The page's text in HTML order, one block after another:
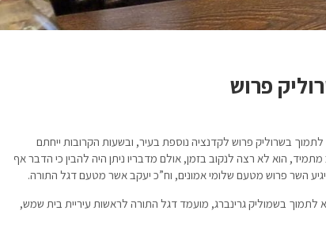
פרוש
בשרוליק פרוש לקדנציה נוספת בעיר, ובשעות הקרובות ייחתם
אמר לאתר אלעד-280, כי ההסכם קרוב מתמיד, הוא לא רצה לנקוב בזמן, אולם מדבריו ניתן היה להבין כי הדבר אף
השר פרוש מטעם שלומי אמונים, וח”כ יעקב אשר מטעם דגל התורה.
בשמוליק גרינברג, מועמד דגל התורה לראשות עיריית בית שמש,